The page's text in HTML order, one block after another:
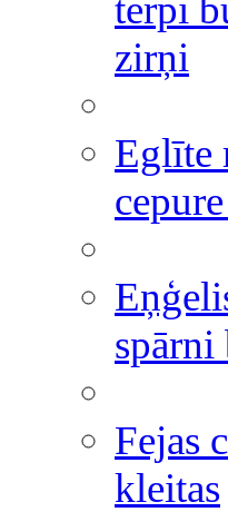
tērpi
zirņi
Eglīte
spārni
Fejas
kleitas